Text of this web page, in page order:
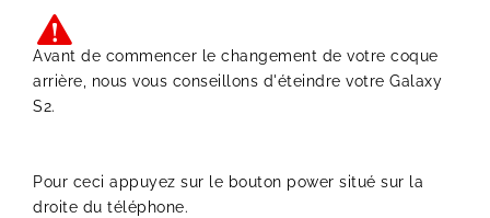
Avant de commencer le changement de votre coque
arrière, nous vous conseillons d'éteindre votre Galaxy
S2.
Pour ceci appuyez sur le bouton power situé sur la
droite du téléphone.